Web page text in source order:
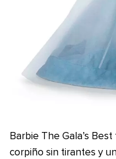
Barbie The Gala’s
corpiño sin tirantes y